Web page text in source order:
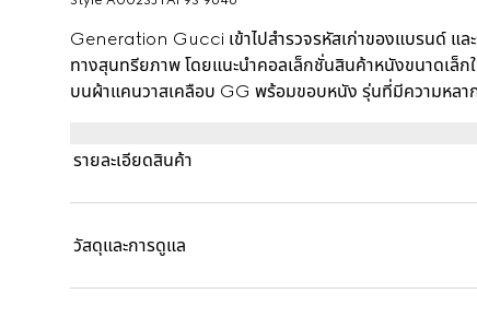
Generation Gucci เข้าไปสำรวจรหัสเก่าของแบรนด์ แล
ทางสุนทรียภาพ โดยแนะนำคอลเล็กชั่นสินค้าหนังขนาดเ
บนผ้าแคนวาสเคลือบ GG พร้อมขอบหนัง รุ่นที่มีความหลาก
รายละเอียดสินค้า
วัสดุและการดูแล